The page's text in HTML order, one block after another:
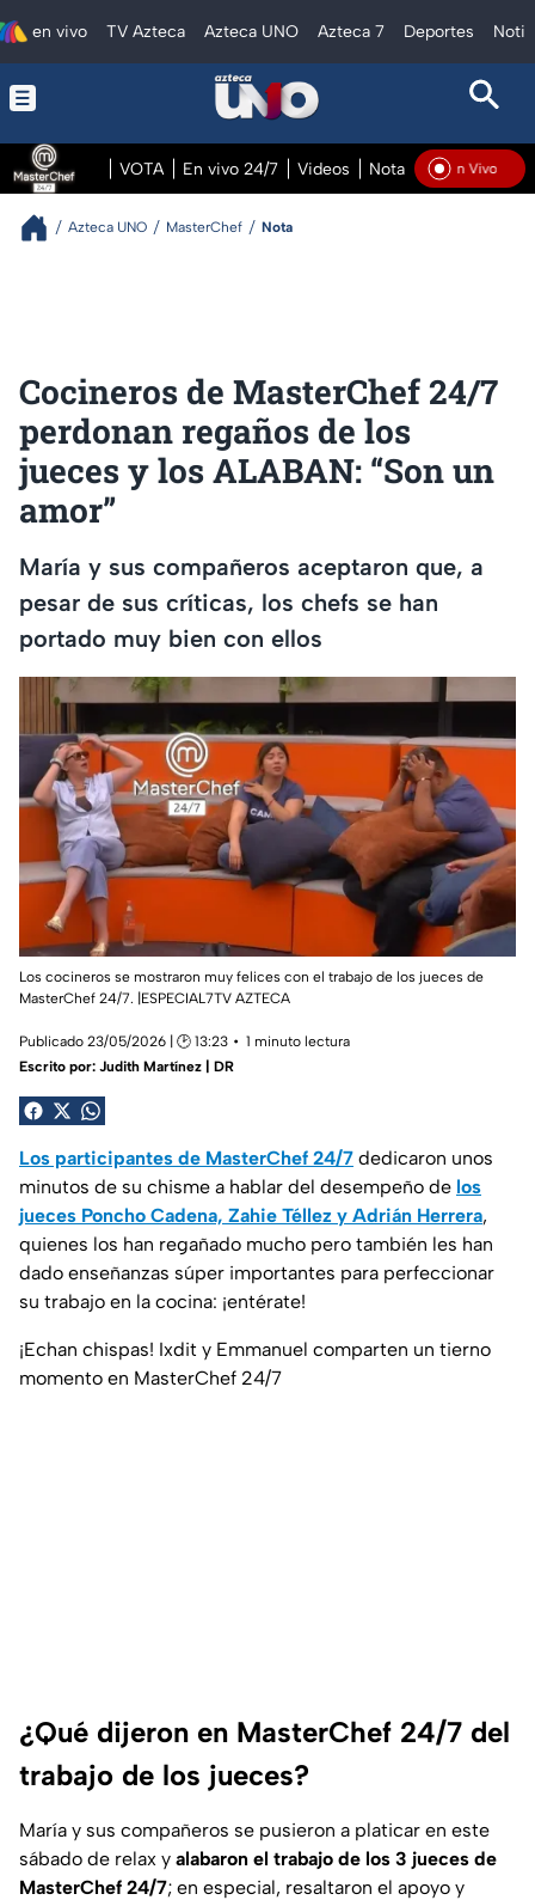
en vivo TV Azteca Azteca UNO Azteca 7 Deportes
VOTA En vivo 24/7 Videos Notas En vivo
En Vivo
Azteca UNO MasterChef Nota
Cocineros de MasterChef 24/7
perdonan regaños de los
jueces y los ALABAN: “Son un
amor”
María y sus compañeros aceptaron que, a
pesar de sus críticas, los chefs se han
portado muy bien con ellos
Los cocineros se mostraron muy felices con el trabajo de los jueces de
MasterChef 24/7. |ESPECIAL7TV AZTECA
Publicado 23/05/2026 | 🕑 13:23
1 minuto lectura
Escrito por: Judith Martínez | DR
Los participantes de MasterChef 24/7 dedicaron unos
minutos de su chisme a hablar del desempeño de los
jueces Poncho Cadena, Zahie Téllez y Adrián Herrera,
quienes los han regañado mucho pero también les han
dado enseñanzas súper importantes para perfeccionar
su trabajo en la cocina: ¡entérate!
¡Echan chispas! Ixdit y Emmanuel comparten un tierno
momento en MasterChef 24/7
¿Qué dijeron en MasterChef 24/7 del
trabajo de los jueces?
María y sus compañeros se pusieron a platicar en este
sábado de relax y alabaron el trabajo de los 3 jueces de
MasterChef 24/7; en especial, resaltaron el apoyo y